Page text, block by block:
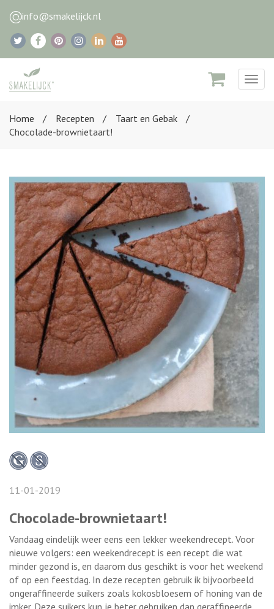
info@smakelijck.nl
Home
Recepten
Taart en Gebak
Chocolade-brownietaart!
11-01-2019
Chocolade-brownietaart!
Vandaag eindelijk weer eens een lekker weekendrecept. Voor
nieuwe volgers: een weekendrecept is een recept die wat
minder gezond is, en daarom dus geschikt is voor het weekend
of op een feestdag. In deze recepten gebruik ik bijvoorbeeld
ongeraffineerde suikers zoals kokosbloesem of honing van de
imker. Deze suikers kun je beter gebruiken dan geraffineerde